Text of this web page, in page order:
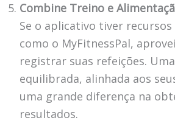
Combine Treino e
Se o aplicativo tiver
como o MyFitnessPal,
registrar suas refeições.
equilibrada, alinhada aos
uma grande diferença na
resultados.